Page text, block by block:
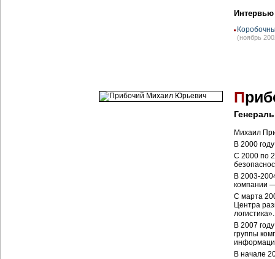
Интервью
(ноябрь
П
Михаил
В 2000
С 2000 по
В 2003-
компании
С марта
Центра
логистика».
В 2007
группы
В начале